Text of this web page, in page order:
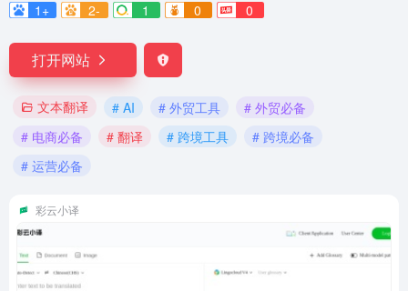
1+
2- 1 0 0
打开网站
文本翻译 # AI # 外贸工具
# 外贸必备
# 电商必备
# 翻译 # 跨境工具
# 跨境必备
# 运营必备
彩云小译